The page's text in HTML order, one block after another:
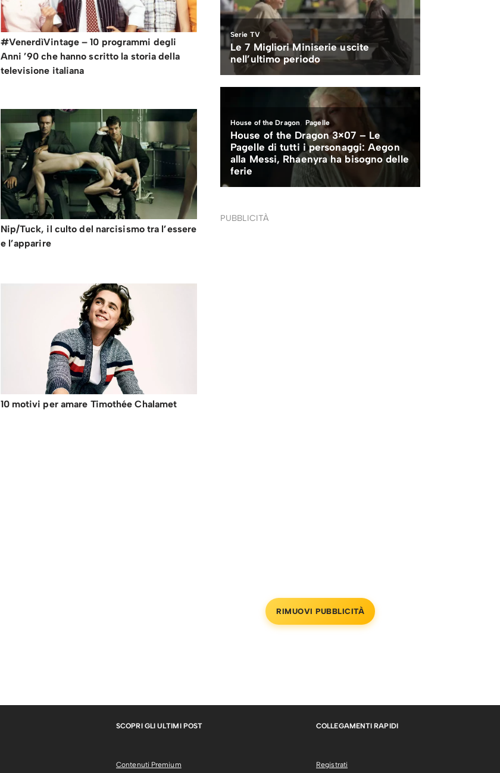
#VenerdìVintage – 10 programmi degli
Anni ’90 che hanno scritto la storia della
televisione italiana
Nip/Tuck, il culto del narcisismo tra l’essere
e l’apparire
10 motivi per amare Timothée Chalamet
PUBBLICITÀ
RIMUOVI PUBBLICITÀ
SCOPRI GLI ULTIMI POST
Contenuti Premium
COLLEGAMENTI RAPIDI
Registrati